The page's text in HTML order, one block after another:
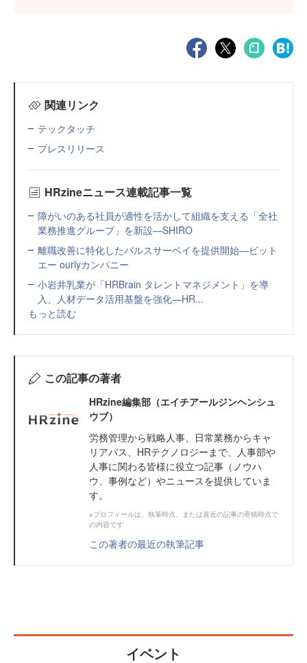
関連リンク
テックタッチ
プレスリリース
HRzineニュース連載記事一覧
障がいのある社員が適性を活かして組織を支える「全社
業務推進グループ」を新設—SHIRO
離職改善に特化したパルスサーベイを提供開始—ビット
エー ourlyカンパニー
小岩井乳業が「HRBrain タレントマネジメント」を導
入、人材データ活用基盤を強化—HR...
もっと読む
この記事の著者
HRzine編集部（エイチアールジンヘンシュ
ウブ）
労務管理から戦略人事、日常業務からキャ
リアパス、HRテクノロジーまで、人事部や
人事に関わる皆様に役立つ記事（ノウハ
ウ、事例など）やニュースを提供していま
す。
※プロフィールは、執筆時点、または直近の記事の寄稿時点で
の内容です
この著者の最近の執筆記事
イベント